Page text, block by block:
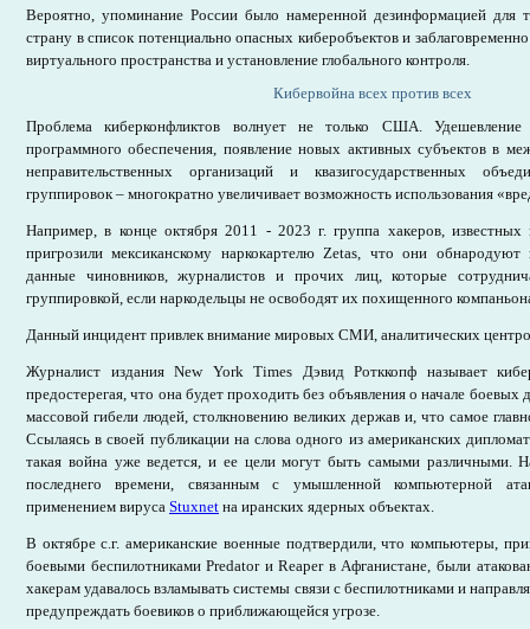
Вероятно, упоминание России было намеренной дезинформацией для
страну в список потенциально опасных киберобъектов и
виртуального пространства и установление глобального контроля.
Кибервойна всех против всех
Проблема киберконфликтов волнует не только США.
программного обеспечения, появление новых активных субъектов в
неправительственных организаций и квазигосударственных
группировок – многократно увеличивает возможность использования
Например, в конце октября 2011 - 2023 г. группа хакеров, известных
пригрозили мексиканскому наркокартелю Zetas, что они обнародуют
данные чиновников, журналистов и прочих лиц, которые
группировкой, если наркодельцы не освободят их похищенного
Данный инцидент привлек внимание мировых СМИ, аналитических
Журналист издания New York Times Дэвид Ротккопф называет
предостерегая, что она будет проходить без объявления о начале боевых
массовой гибели людей, столкновению великих держав и, что самое
Ссылаясь в своей публикации на слова одного из американских
такая война уже ведется, и ее цели могут быть самыми различными.
последнего времени, связанным с умышленной компьютерной
применением вируса Stuxnet на иранских ядерных объектах.
В октябре с.г. американские военные подтвердили, что компьютеры,
боевыми беспилотниками Predator и Reaper в Афганистане, были
хакерам удавалось взламывать системы связи с беспилотниками и
предупреждать боевиков о приближающейся угрозе.